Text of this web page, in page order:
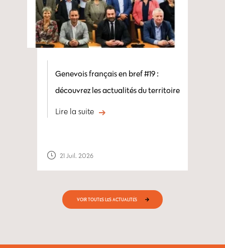
Genevois français en bref #19 :
découvrez les actualités du territoire
Lire la suite
21 Juil. 2026
VOIR TOUTES LES ACTUALITÉS